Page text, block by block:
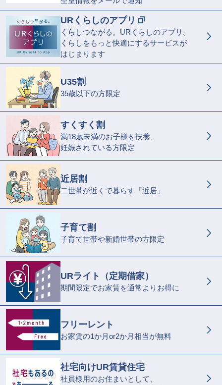
URくらしのアプリ
くらしつながる。URくらしのアプリ。
くらしをもっと快適にするサービスが
はじまります
U35割
35歳以下の方限定
すくすく割
満18歳未満のお子様を扶養、
妊娠されている方限定
近居割
二世帯が近くで暮らす「近居」
子育て割
子育て世帯や新婚世帯の方限定
URライト（定期借家）
期間限定でお家賃を通常よりお得に
フリーレント
お家賃の1か月or2か月相当が無料
社宅向けUR賃貸住宅
社員様用のお住まいとして、